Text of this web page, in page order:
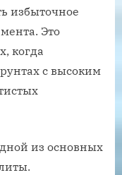
избыточное
Это
когда
с высоким
из основных